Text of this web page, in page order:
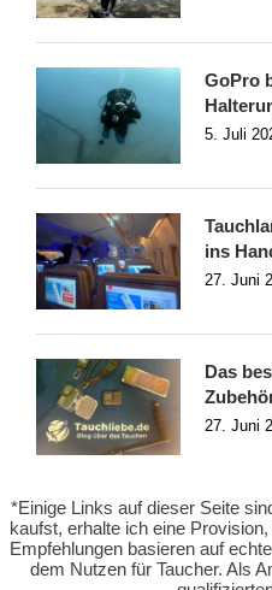
GoPro
5. Juli
ins
27. Juni
Das
27. Juni
*Einige Links auf dieser Seite
kaufst, erhalte ich eine
Empfehlungen basieren auf
dem Nutzen für Taucher. Als